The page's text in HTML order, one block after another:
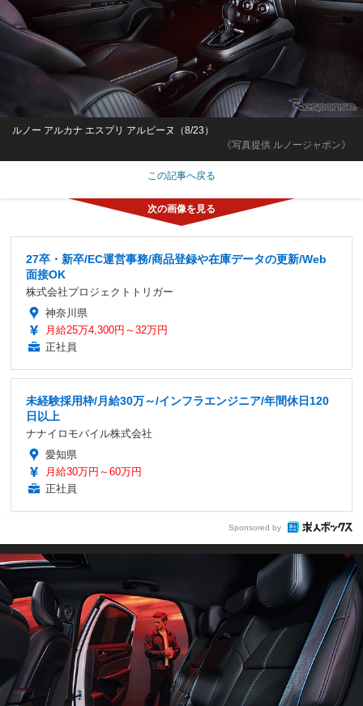
《写真提供 ルノージャポン》
ルノー アルカナ エスプリ アルピーヌ（8/23）
この記事へ戻る
27卒・新卒/EC運営事務/商品登録や在庫データの更新/Web
面接OK
株式会社プロジェクトトリガー
神奈川県
月給25万4,300円～32万円
正社員
未経験採用枠/月給30万～/インフラエンジニア/年間休日120
日以上
ナナイロモバイル株式会社
愛知県
月給30万円～60万円
正社員
Sponsored by